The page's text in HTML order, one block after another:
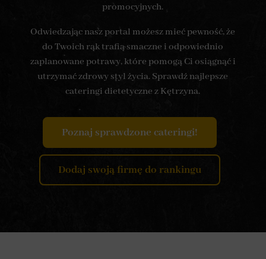
promocyjnych.
Odwiedzając nasz portal możesz mieć pewność, że
do Twoich rąk trafią smaczne i odpowiednio
zaplanowane potrawy, które pomogą Ci osiągnąć i
utrzymać zdrowy styl życia. Sprawdź najlepsze
cateringi dietetyczne z Kętrzyna.
Poznaj sprawdzone cateringi!
Dodaj swoją firmę do rankingu